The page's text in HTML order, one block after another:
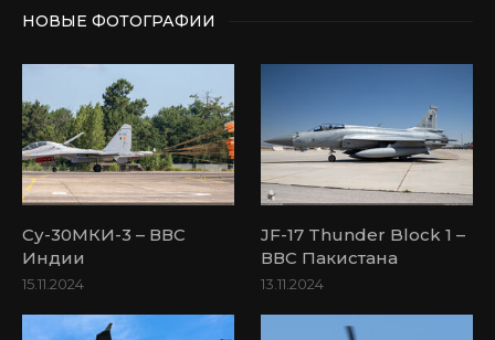
НОВЫЕ ФОТОГРАФИИ
Су-30МКИ-3 – ВВС
Индии
15.11.2024
JF-17 Thunder Block 1 –
ВВС Пакистана
13.11.2024